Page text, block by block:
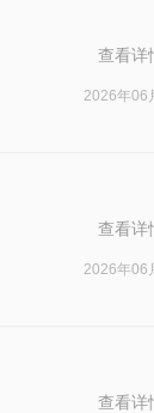
查看详
2026年06
查看详
2026年06
查看详